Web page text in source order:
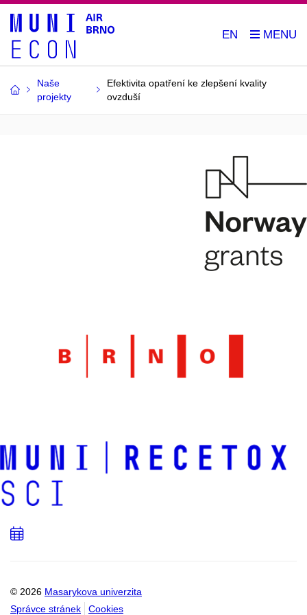
EN
Naše
projekty
Efektivita opatření ke zlepšení kvality
ovzduší
© 2026 Masarykova univerzita
Správce stránek
Cookies
Přidat